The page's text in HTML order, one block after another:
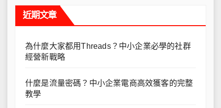
近期文章
為什麼大家都用Threads？中小企業必學的社群
經營新戰略
什麼是流量密碼？中小企業電商高效獲客的完整
教學